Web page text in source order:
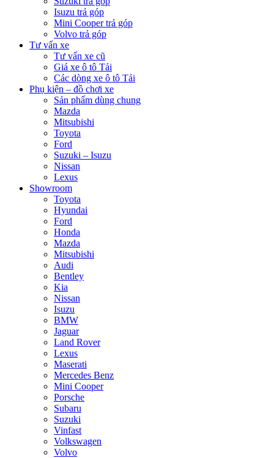
Isuzu trả góp
Mini Cooper trả góp
Volvo trả góp
Tư vấn xe
Tư vấn xe cũ
Giá xe ô tô Tải
Các dòng xe ô tô Tải
Phụ kiện – đồ chơi xe
Sản phẩm dùng chung
Mazda
Mitsubishi
Toyota
Ford
Suzuki – Isuzu
Nissan
Lexus
Showroom
Toyota
Hyundai
Ford
Honda
Mazda
Mitsubishi
Audi
Bentley
Kia
Nissan
Isuzu
BMW
Jaguar
Land Rover
Lexus
Maserati
Mercedes Benz
Mini Cooper
Porsche
Subaru
Suzuki
Vinfast
Volkswagen
Volvo